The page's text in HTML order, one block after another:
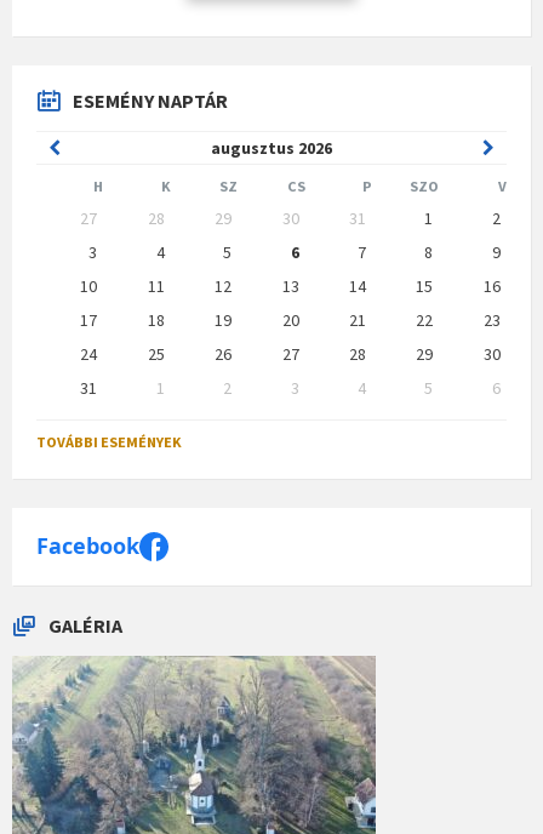
ESEMÉNY NAPTÁR
augusztus 2026
Previous
Month
Month
H K SZ CS P SZO V
calendar
27 28 29 30 31 1
2
3
4 5 6 7 8
9
10
11 12 13 14 15
16
17
18 19 20 21 22
23
24
25 26 27 28 29
30
31
1 2 3 4 5
6
to
calendar
TOVÁBBI ESEMÉNYEK
Facebook
GALÉRIA